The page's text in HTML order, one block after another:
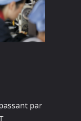
par